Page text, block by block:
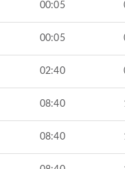
00:05
00:05
02:40
08:40
08:40